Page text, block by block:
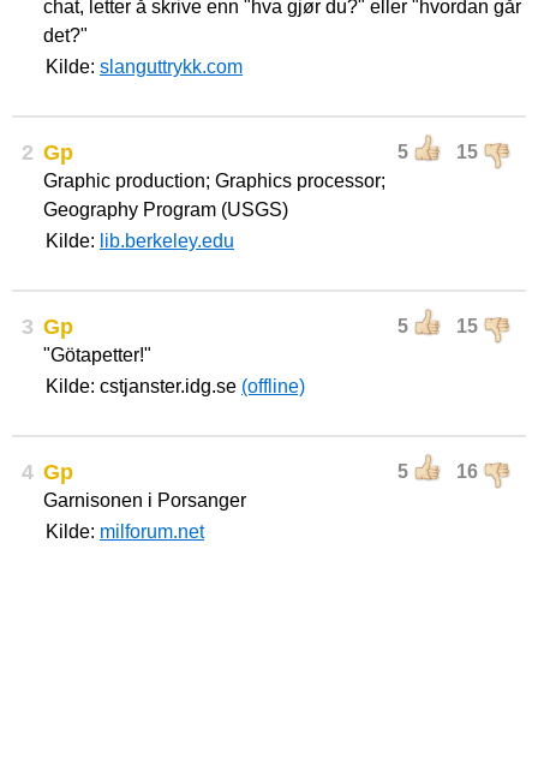
chat, letter å skrive enn "hva gjør du?" eller "hvordan går
det?"
Kilde: slanguttrykk.com
2 5 15
Gp
Graphic production; Graphics processor;
Geography Program (USGS)
Kilde: lib.berkeley.edu
3 5 15
Gp
"Götapetter!"
Kilde: cstjanster.idg.se (offline)
4 5 16
Gp
Garnisonen i Porsanger
Kilde: milforum.net